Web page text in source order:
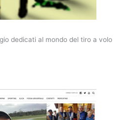
dedicati al mondo del tiro a volo